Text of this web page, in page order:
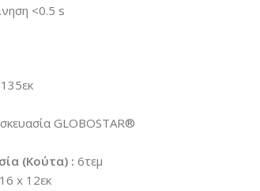
<0.5 s
GLOBOSTAR®
(Κούτα) : 6τεμ
x 12εκ